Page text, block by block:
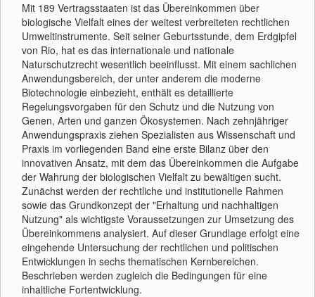
Mit 189 Vertragsstaaten ist das Übereinkommen über
biologische Vielfalt eines der weitest verbreiteten rechtlichen
Umweltinstrumente. Seit seiner Geburtsstunde, dem Erdgipfel
von Rio, hat es das internationale und nationale
Naturschutzrecht wesentlich beeinflusst. Mit einem sachlichen
Anwendungsbereich, der unter anderem die moderne
Biotechnologie einbezieht, enthält es detaillierte
Regelungsvorgaben für den Schutz und die Nutzung von
Genen, Arten und ganzen Ökosystemen. Nach zehnjähriger
Anwendungspraxis ziehen Spezialisten aus Wissenschaft und
Praxis im vorliegenden Band eine erste Bilanz über den
innovativen Ansatz, mit dem das Übereinkommen die Aufgabe
der Wahrung der biologischen Vielfalt zu bewältigen sucht.
Zunächst werden der rechtliche und institutionelle Rahmen
sowie das Grundkonzept der "Erhaltung und nachhaltigen
Nutzung" als wichtigste Voraussetzungen zur Umsetzung des
Übereinkommens analysiert. Auf dieser Grundlage erfolgt eine
eingehende Untersuchung der rechtlichen und politischen
Entwicklungen in sechs thematischen Kernbereichen.
Beschrieben werden zugleich die Bedingungen für eine
inhaltliche Fortentwicklung.